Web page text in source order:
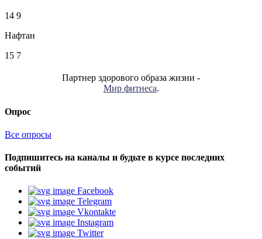
14 9
Нафтан
15 7
Партнер здорового образа жизни -
Мир фитнеса.
Опрос
Все опросы
Подпишитесь на каналы и будьте в курсе последних
событий
Facebook
Telegram
Vkontakte
Instagram
Twitter